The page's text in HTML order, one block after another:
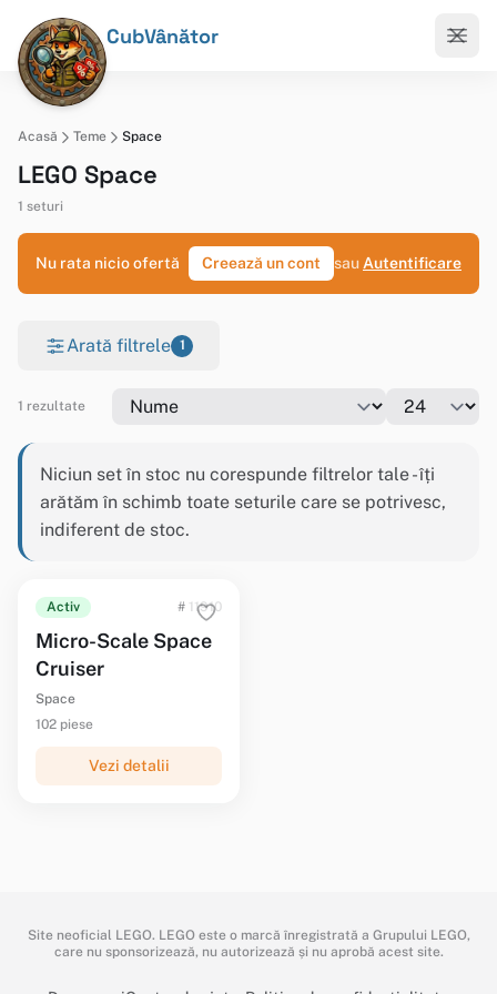
CubVânător
Acasă Teme Space
LEGO Space
1 seturi
Nu rata nicio ofertă Creează un cont sau Autentificare
Arată filtrele 1
1 rezultate
Niciun set în stoc nu corespunde filtrelor tale - îți
arătăm în schimb toate seturile care se potrivesc,
indiferent de stoc.
Activ # 11910
Micro-Scale Space
Cruiser
Space
102 piese
Vezi detalii
Site neoficial LEGO. LEGO este o marcă înregistrată a Grupului LEGO,
care nu sponsorizează, nu autorizează și nu aprobă acest site.